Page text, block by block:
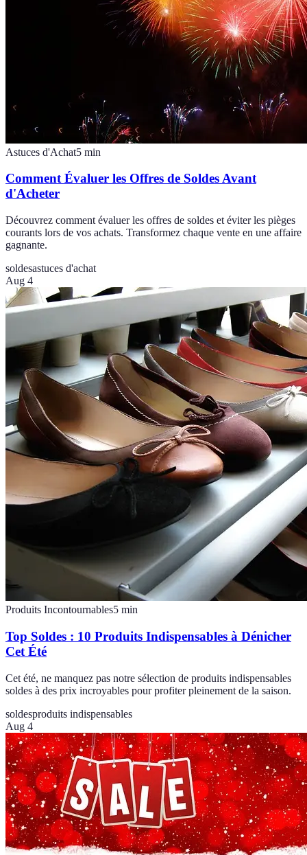
Astuces d'Achat5 min
Comment Évaluer les Offres de Soldes Avant
d'Acheter
Découvrez comment évaluer les offres de soldes et éviter les pièges
courants lors de vos achats. Transformez chaque vente en une affaire
gagnante.
soldesastuces d'achat
Aug 4
Produits Incontournables5 min
Top Soldes : 10 Produits Indispensables à Dénicher
Cet Été
Cet été, ne manquez pas notre sélection de produits indispensables
soldes à des prix incroyables pour profiter pleinement de la saison.
soldesproduits indispensables
Aug 4